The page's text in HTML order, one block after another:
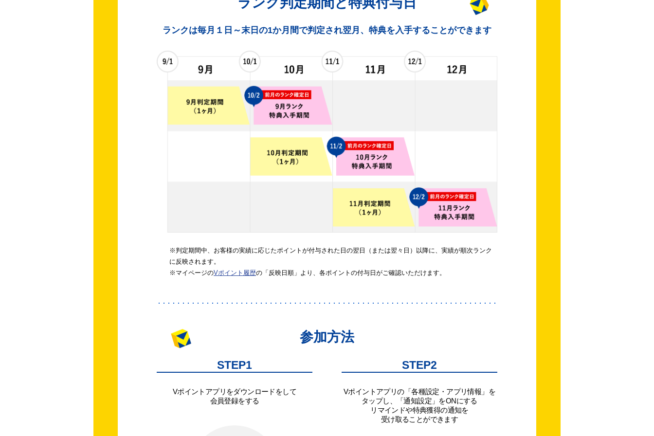
ランクは毎月１日～末日の1か月間で判定され翌月、特典を入手することができます
※判定期間中、お客様の実績に応じたポイントが付与された日の翌日（または翌々日）以降に、実績が順次ランク
に反映されます。
※マイページのVポイント履歴の「反映日順」より、各ポイントの付与日がご確認いただけます。
参加方法
STEP1
Vポイントアプリをダウンロードをして
会員登録をする
STEP2
Vポイントアプリの「各種設定・アプリ情報」を
タップし、
「通知設定」をONにする
リマインドや特典獲得の通知を
受け取ることができます